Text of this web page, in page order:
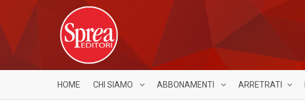
HOME CHI SIAMO ABBONAMENTI ARRETRATI